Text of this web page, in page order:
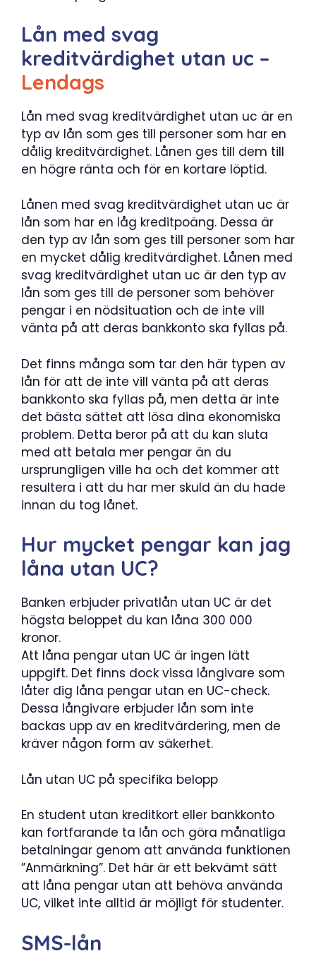
Lån med svag
kreditvärdighet utan uc –
Lendags
Lån med svag kreditvärdighet utan uc är en
typ av lån som ges till personer som har en
dålig kreditvärdighet. Lånen ges till dem till
en högre ränta och för en kortare löptid.
Lånen med svag kreditvärdighet utan uc är
lån som har en låg kreditpoäng. Dessa är
den typ av lån som ges till personer som har
en mycket dålig kreditvärdighet. Lånen med
svag kreditvärdighet utan uc är den typ av
lån som ges till de personer som behöver
pengar i en nödsituation och de inte vill
vänta på att deras bankkonto ska fyllas på.
Det finns många som tar den här typen av
lån för att de inte vill vänta på att deras
bankkonto ska fyllas på, men detta är inte
det bästa sättet att lösa dina ekonomiska
problem. Detta beror på att du kan sluta
med att betala mer pengar än du
ursprungligen ville ha och det kommer att
resultera i att du har mer skuld än du hade
innan du tog lånet.
Hur mycket pengar kan jag
låna utan UC?
Banken erbjuder privatlån utan UC är det
högsta beloppet du kan låna 300 000
kronor.
Att låna pengar utan UC är ingen lätt
uppgift. Det finns dock vissa långivare som
låter dig låna pengar utan en UC-check.
Dessa långivare erbjuder lån som inte
backas upp av en kreditvärdering, men de
kräver någon form av säkerhet.
Lån utan UC på specifika belopp
En student utan kreditkort eller bankkonto
kan fortfarande ta lån och göra månatliga
betalningar genom att använda funktionen
”Anmärkning”. Det här är ett bekvämt sätt
att låna pengar utan att behöva använda
UC, vilket inte alltid är möjligt för studenter.
SMS-lån